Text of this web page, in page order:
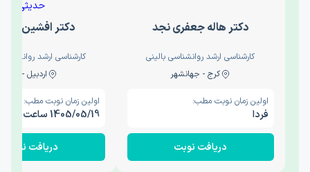
دکتر هاله جعفری نجد
کارشناسی ارشد روانشناسی بالینی
کرج - جهانشهر
اولین زمان نوبت مطب:
فردا
دریافت نوبت
دکتر افشین
کارشناسی ارشد
اردبیل - والی
اولین زمان نوبت مطب:
1405/05/19 ساعت 15:00
دریافت نوبت